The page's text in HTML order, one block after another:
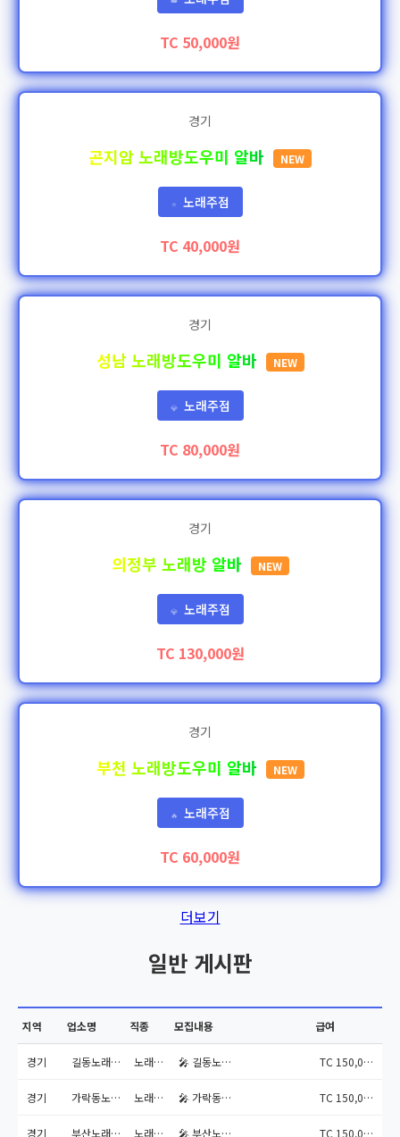
TC 50,000원
경기
곤지암 노래방도우미 알바 NEW
⭐ 노래주점
TC 40,000원
경기
성남 노래방도우미 알바 NEW
💎 노래주점
TC 80,000원
경기
의정부 노래방 알바 NEW
💎 노래주점
TC 130,000원
경기
부천 노래방도우미 알바 NEW
🔥 노래주점
TC 60,000원
더보기
일반 게시판
지역 업소명 직종 모집내용 급여
경기 길동노래방알바 노래주점 🎤 길동노래방알바 – 오늘 ... TC 150,000원
경기 가락동노래방알바 노래주점 🎤 가락동노래방알바 – 조용... TC 150,000원
경기 부산노래방알바 노래주점 🎤 부산노래방알바 – 센스 ... TC 150,000원